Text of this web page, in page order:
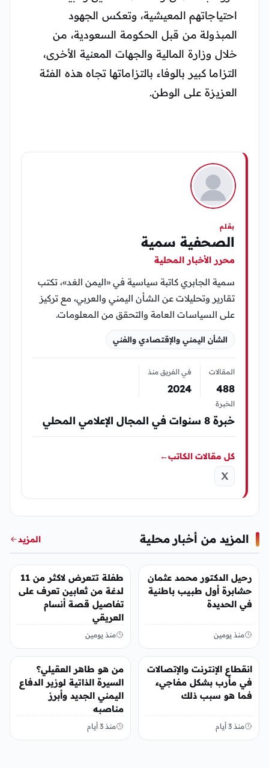
احتياجاتهم المعيشية، وتعكس الجهود
المبذولة من قبل الحكومة السعودية، من
خلال وزارة المالية والجهات المعنية الأخرى،
التزاما كبير بالوفاء بالتزاماتها تجاه هذه الفئة
العزيزة على الوطن.
بقلم
الصحفية سمية
محرر الأخبار المحلية
سمية الجابري كاتبة سياسية في «اليمن الغد»، تكتب
تقارير وتحليلات عن الشأن اليمني والعربي، مع تركيز
على السياسات العامة والتحقق من المعلومات.
الشأن اليمني والإقتصادي والفني
المقالات
488
في الفريق منذ
2024
الخبرة
خبرة 8 سنوات في المجال الإعلامي المحلي
كل مقالات الكاتب←
المزيد من أخبار محلية المزيد
أخبار محلية
رحيل الدكتور محمد عثمان
حشابرة أول طبيب باطنية
في الحديدة
منذ يومين
أخبار محلية
طفلة تتعرض لاكثر من 11
لدغة من ثعابين تعرف على
تفاصيل قصة أنسام
العريقي
منذ يومين
أخبار محلية
انقطاع الإنترنت والإتصالات
في مأرب بشكل مفاجيء
فما هو سبب ذلك
منذ 3 أيام
أخبار محلية
من هو طاهر العقيلي؟
السيرة الذاتية لوزير الدفاع
اليمني الجديد وأبرز
مناصبه
منذ 3 أيام